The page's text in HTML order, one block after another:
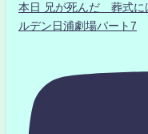
本日 兄が死んだ 葬式
ルデン日浦劇場パート7